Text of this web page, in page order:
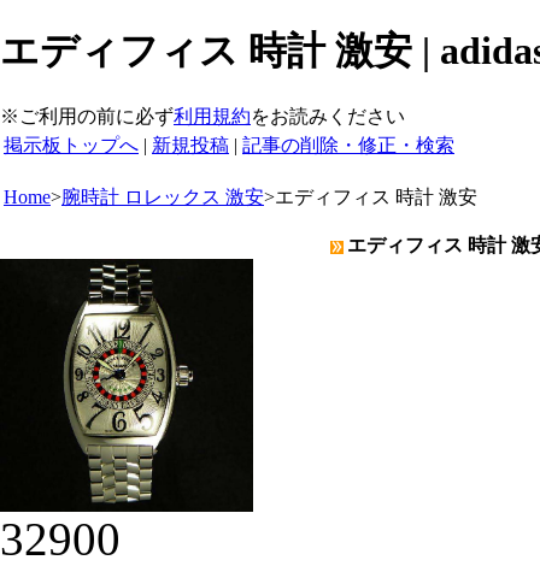
エディフィス 時計 激安 |
※ご利用の前に必ず利用規約をお読みください
掲示板トップへ | 新規投稿 | 記事の削除・修正・検索
Home>腕時計 ロレックス 激安>エディフィス 時計 激安
エディフィス 時計 激
32900